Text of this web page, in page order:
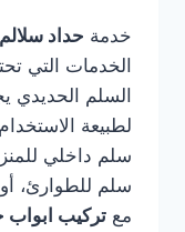
خدمة حداد
الخدمات التي
السلم الحديدي
لطبيعة
سلم داخلي
سلم للطوارئ،
مع تركيب